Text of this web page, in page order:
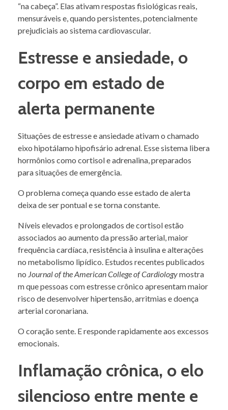
“na cabeça”. Elas ativam respostas fisiológicas reais,
mensuráveis e, quando persistentes, potencialmente
prejudiciais ao sistema cardiovascular.
Estresse e ansiedade, o
corpo em estado de
alerta permanente
Situações de estresse e ansiedade ativam o chamado
eixo hipotálamo hipofisário adrenal. Esse sistema libera
hormônios como cortisol e adrenalina, preparados
para situações de emergência.
O problema começa quando esse estado de alerta
deixa de ser pontual e se torna constante.
Níveis elevados e prolongados de cortisol estão
associados ao aumento da pressão arterial, maior
frequência cardíaca, resistência à insulina e alterações
no metabolismo lipídico. Estudos recentes publicados
no Journal of the American College of Cardiologymostra
m que pessoas com estresse crônico apresentam maior
risco de desenvolver hipertensão, arritmias e doença
arterial coronariana.
O coração sente. E responde rapidamente aos excessos
emocionais.
Inflamação crônica, o elo
silencioso entre mente e